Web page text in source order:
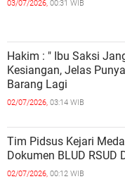
03/07/2026, 00:31 WIB
Hakim : " Ibu Saksi
Kesiangan, Jelas
Barang Lagi
02/07/2026, 03:14 WIB
Tim Pidsus Kejari
Dokumen BLUD RSUD
02/07/2026, 00:12 WIB